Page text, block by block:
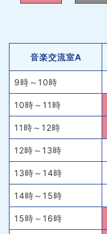
音楽交流室A
9時～10時
10時～11時
11時～12時
12時～13時
13時～14時
14時～15時
15時～16時